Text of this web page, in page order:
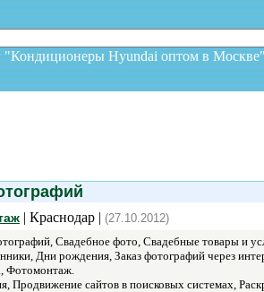
"Кондиционеры Hyundai оптом в
| Краснодар | (27.10.2012)
Свадебное фото, Свадебные товары и
Дни рождения, Заказ фотографий через
Фотомонтаж.
сайтов в поисковых системах,